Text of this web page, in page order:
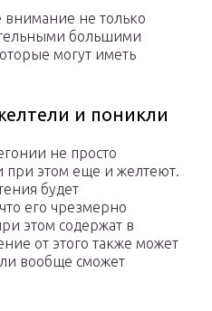
внимание не только
большими
могут иметь
и поникли
не просто
при этом еще и желтеют.
будет
его чрезмерно
этом содержат в
от этого также может
вообще сможет